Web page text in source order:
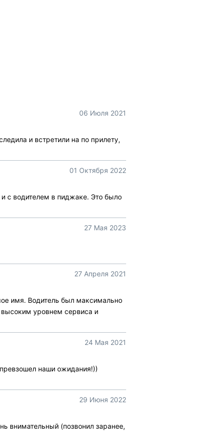
06 Июля 2021
и встретили на по прилету,
01 Октября 2022
с водителем в пиджаке. Это было
27 Мая 2023
27 Апреля 2021
имя. Водитель был максимально
высоким уровнем сервиса и
24 Мая 2021
наши ожидания!))
29 Июня 2022
внимательный (позвонил заранее,